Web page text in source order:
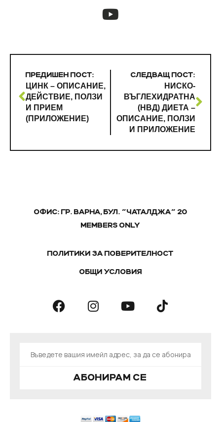
ПРЕДИШЕН ПОСТ:
ЦИНК – ОПИСАНИЕ,
ДЕЙСТВИЕ, ПОЛЗИ
И ПРИЕМ
(ПРИЛОЖЕНИЕ)
СЛЕДВАЩ ПОСТ:
НИСКО-
ВЪГЛЕХИДРАТНА
(НВД) ДИЕТА –
ОПИСАНИЕ, ПОЛЗИ
И ПРИЛОЖЕНИЕ
ОФИС: ГР. ВАРНА, БУЛ. "ЧАТАЛДЖА" 20
MEMBERS ONLY
ПОЛИТИКИ ЗА ПОВЕРИТЕЛНОСТ
ОБЩИ УСЛОВИЯ
АБОНИРАМ СЕ